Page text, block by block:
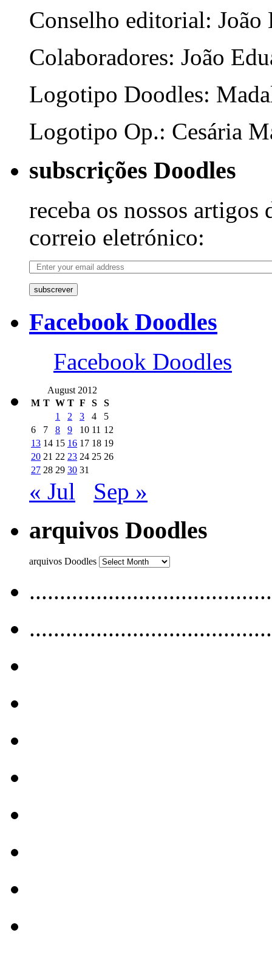
Conselho editorial: João
Colaboradores: João
Logotipo Doodles:
Logotipo Op.: Cesária
subscrições Doodles
receba os nossos artigos
correio eletrónico:
subscrever
Facebook Doodles
Facebook Doodles
August 2012
M T W T F S
S
1
2 3 4
5
6
7 8 9 10 11 12
13 14 15 16 17 18 19
20 21 22 23 24 25 26
27 28 29 30 31
« Jul Sep »
arquivos Doodles
arquivos Doodles